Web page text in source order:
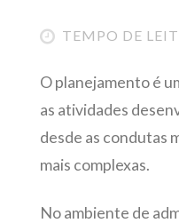
TEMPO DE
O planejamento é
as atividades
desde as condutas
mais complexas.
No ambiente de